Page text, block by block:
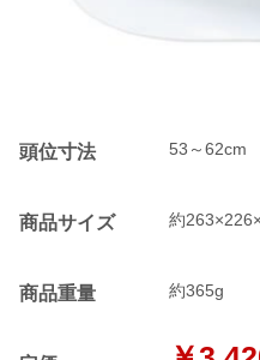
頭位寸法 53～62cm
商品サイズ 約
商品重量 約365g